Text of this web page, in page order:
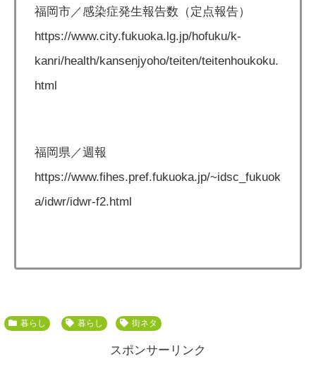
福岡市／感染症発生報告数（定点報告）
https://www.city.fukuoka.lg.jp/hofuku/k-
kanri/health/kansenjyoho/teiten/teitenhoukoku.
html
福岡県／週報
https://www.fihes.pref.fukuoka.jp/~idsc_fukuok
a/idwr/idwr-f2.html
暮らし 暮らし 街ネタ
スポンサーリンク